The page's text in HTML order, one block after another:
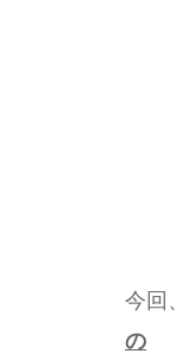
今回
の